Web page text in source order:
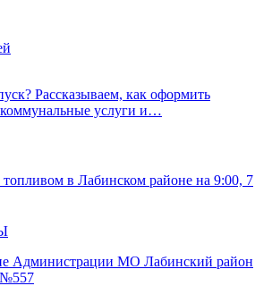
Рассказываем, как оформить
коммунальные услуги и…
топливом в Лабинском районе на 9:00, 7
Администрации МО Лабинский район
№557